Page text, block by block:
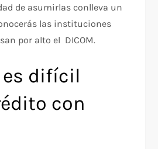
de asumirlas conlleva un
las instituciones
por alto el DICOM.
es difícil
con